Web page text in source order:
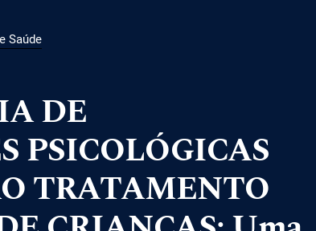
Saúde
DE
PSICOLÓGICAS
TRATAMENTO